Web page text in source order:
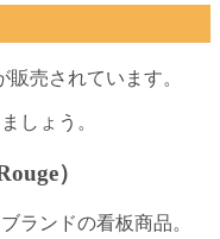
売されています。
しょう。
）
ランドの看板商品。